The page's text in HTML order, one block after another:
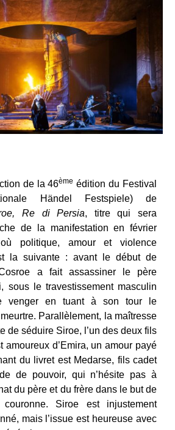
de la 46ème édition du Festival
Händel Festspiele) de
Re di Persia, titre qui sera
de la manifestation en février
où politique, amour et violence
la suivante : avant le début de
a fait assassiner le père
sous le travestissement masculin
venger en tuant à son tour le
Parallèlement, la maîtresse
de séduire Siroe, l’un des deux fils
amoureux d’Emira, un amour payé
du livret est Medarse, fils cadet
de pouvoir, qui n’hésite pas à
du père et du frère dans le but de
Siroe est injustement
mais l’issue est heureuse avec